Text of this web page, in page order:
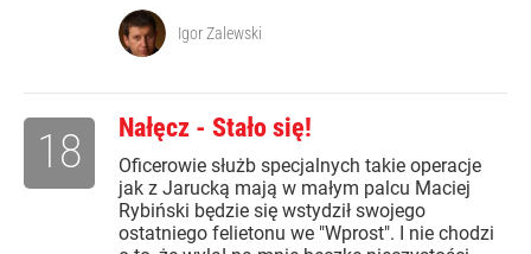
Igor Zalewski
Nałęcz - Stało się!
Oficerowie służb specjalnych takie operacje
jak z Jarucką mają w małym palcu Maciej
Rybiński będzie się wstydził swojego
ostatniego felietonu we "Wprost". I nie chodzi
18